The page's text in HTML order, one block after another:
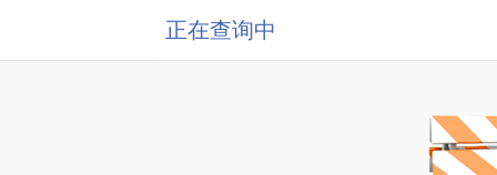
正在查询中